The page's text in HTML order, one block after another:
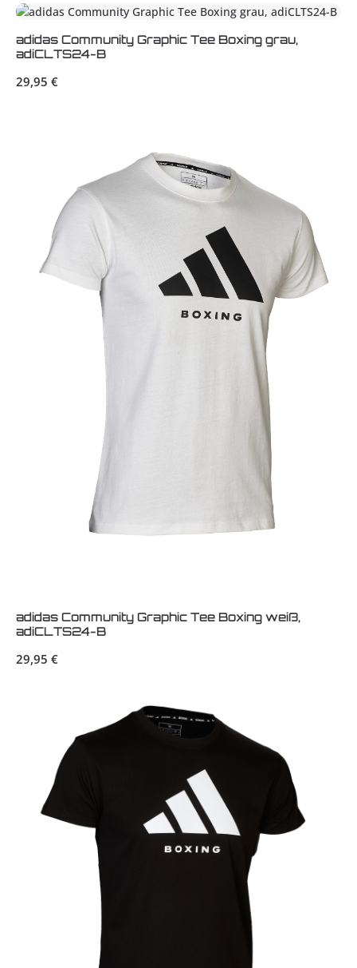
adidas Community Graphic Tee Boxing grau,
adiCLTS24-B
Regulärer Preis:
29,95 €
adidas Community Graphic Tee Boxing weiß,
adiCLTS24-B
Regulärer Preis:
29,95 €